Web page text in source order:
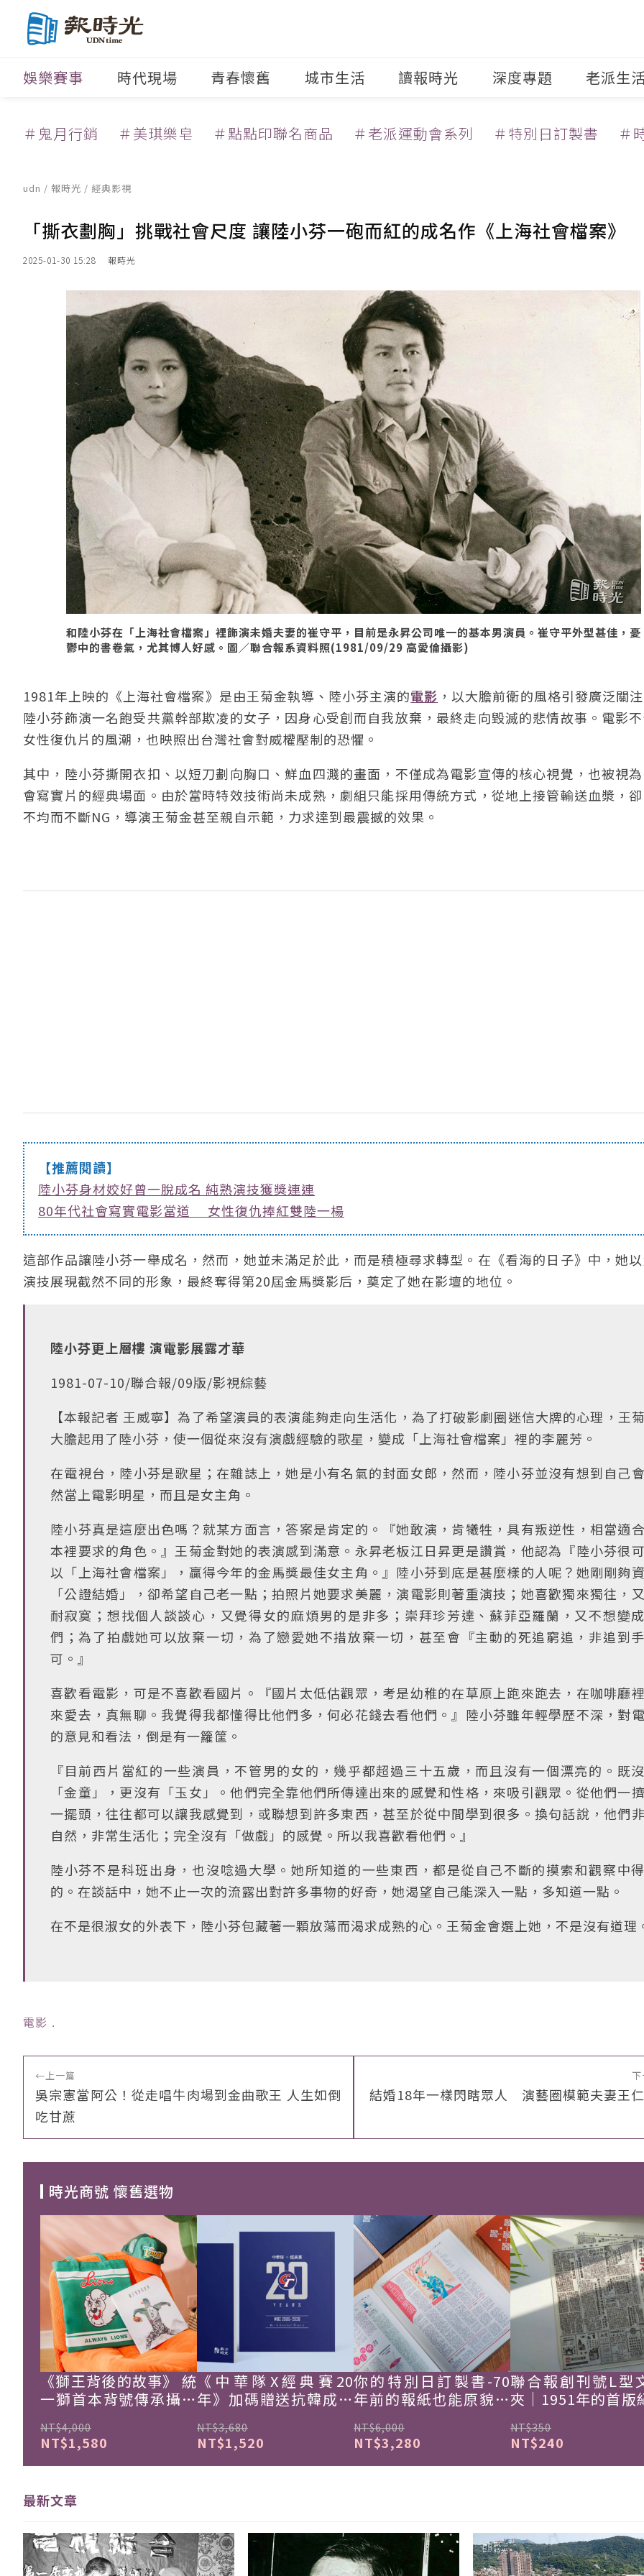
娛樂賽事 時代現場 青春懷舊 城市生活 讀報時光 深度專題 老派生
＃鬼月行銷 ＃美琪樂皂 ＃點點印聯名商品 ＃老派運動會系列 ＃特別日訂製書 ＃
udn / 報時光 / 經典影視
「撕衣劃胸」挑戰社會尺度 讓陸小芬一砲而紅的成名作《上海社會檔案》
2025-01-30 15:28 報時光
和陸小芬在「上海社會檔案」裡飾演未婚夫妻的崔守平，目前是永昇公司唯一的基本男演員。崔守平外型甚佳，憂
鬱中的書卷氣，尤其博人好感。圖／聯合報系資料照(1981/09/29 高愛倫攝影)
1981年上映的《上海社會檔案》是由王菊金執導、陸小芬主演的電影 ，以大膽前衛的風格引發廣泛關
陸小芬飾演一名飽受共黨幹部欺凌的女子，因身心受創而自我放棄，最終走向毀滅的悲情故事。電影
女性復仇片的風潮，也映照出台灣社會對威權壓制的恐懼。
其中，陸小芬撕開衣扣、以短刀劃向胸口、鮮血四濺的畫面，不僅成為電影宣傳的核心視覺，也被視
會寫實片的經典場面。由於當時特效技術尚未成熟，劇組只能採用傳統方式，從地上接管輸送血漿，
不均而不斷NG，導演王菊金甚至親自示範，力求達到最震撼的效果。
【推薦閱讀】
陸小芬身材姣好曾一脫成名 純熟演技獲獎連連
80年代社會寫實電影當道 女性復仇捧紅雙陸一楊
這部作品讓陸小芬一舉成名，然而，她並未滿足於此，而是積極尋求轉型。在《看海的日子》中，她
演技展現截然不同的形象，最終奪得第20屆金馬獎影后，奠定了她在影壇的地位。
陸小芬更上層樓 演電影展露才華
1981-07-10/聯合報/09版/影視綜藝
【本報記者 王威寧】為了希望演員的表演能夠走向生活化，為了打破影劇圈迷信大牌的心理，王
大膽起用了陸小芬，使一個從來沒有演戲經驗的歌星，變成「上海社會檔案」裡的李麗芳。
在電視台，陸小芬是歌星；在雜誌上，她是小有名氣的封面女郎，然而，陸小芬並沒有想到自己
然當上電影明星，而且是女主角。
陸小芬真是這麼出色嗎？就某方面言，答案是肯定的。『她敢演，肯犧牲，具有叛逆性，相當適
本裡要求的角色。』王菊金對她的表演感到滿意。永昇老板江日昇更是讚賞，他認為『陸小芬很
以「上海社會檔案」，贏得今年的金馬獎最佳女主角。』陸小芬到底是甚麼樣的人呢？她剛剛夠
「公證結婚」，卻希望自己老一點；拍照片她要求美麗，演電影則著重演技；她喜歡獨來獨往，
耐寂寞；想找個人談談心，又覺得女的麻煩男的是非多；崇拜珍芳達、蘇菲亞羅蘭，又不想變
們；為了拍戲她可以放棄一切，為了戀愛她不措放棄一切，甚至會『主動的死追窮追，非追到
可。』
喜歡看電影，可是不喜歡看國片。『國片太低估觀眾，考是幼稚的在草原上跑來跑去，在咖啡廳
來愛去，真無聊。我覺得我都懂得比他們多，何必花錢去看他們。』陸小芬雖年輕學歷不深，對
的意見和看法，倒是有一籮筐。
『目前西片當紅的一些演員，不管男的女的，幾乎都超過三十五歲，而且沒有一個漂亮的。既
「金童」，更沒有「玉女」。他們完全靠他們所傳達出來的感覺和性格，來吸引觀眾。從他們一
一擺頭，往往都可以讓我感覺到，或聯想到許多東西，甚至於從中間學到很多。換句話說，他們
自然，非常生活化；完全沒有「做戲」的感覺。所以我喜歡看他們。』
陸小芬不是科班出身，也沒唸過大學。她所知道的一些東西，都是從自己不斷的摸索和觀察中
的。在談話中，她不止一次的流露出對許多事物的好奇，她渴望自己能深入一點，多知道一點。
在不是很淑女的外表下，陸小芬包藏著一顆放蕩而渴求成熟的心。王菊金會選上她，不是沒有道理
電影 ﹒
←上一篇
吳宗憲當阿公！從走唱牛肉場到金曲歌王 人生如倒
吃甘蔗
結婚18年一樣閃瞎眾人 演藝圈模範夫妻王
時光商號 懷舊選物
《獅王背後的故事》 統
一獅首本背號傳承攝影
NT$4,000
NT$1,580
《中華隊X經典賽20
年》加碼贈送抗韓成功
NT$3,680
NT$1,520
你的特別日訂製書-70
年前的報紙也能原貌重
NT$6,000
NT$3,280
聯合報創刊號L型
夾｜1951年的首版
NT$350
NT$240
最新文章